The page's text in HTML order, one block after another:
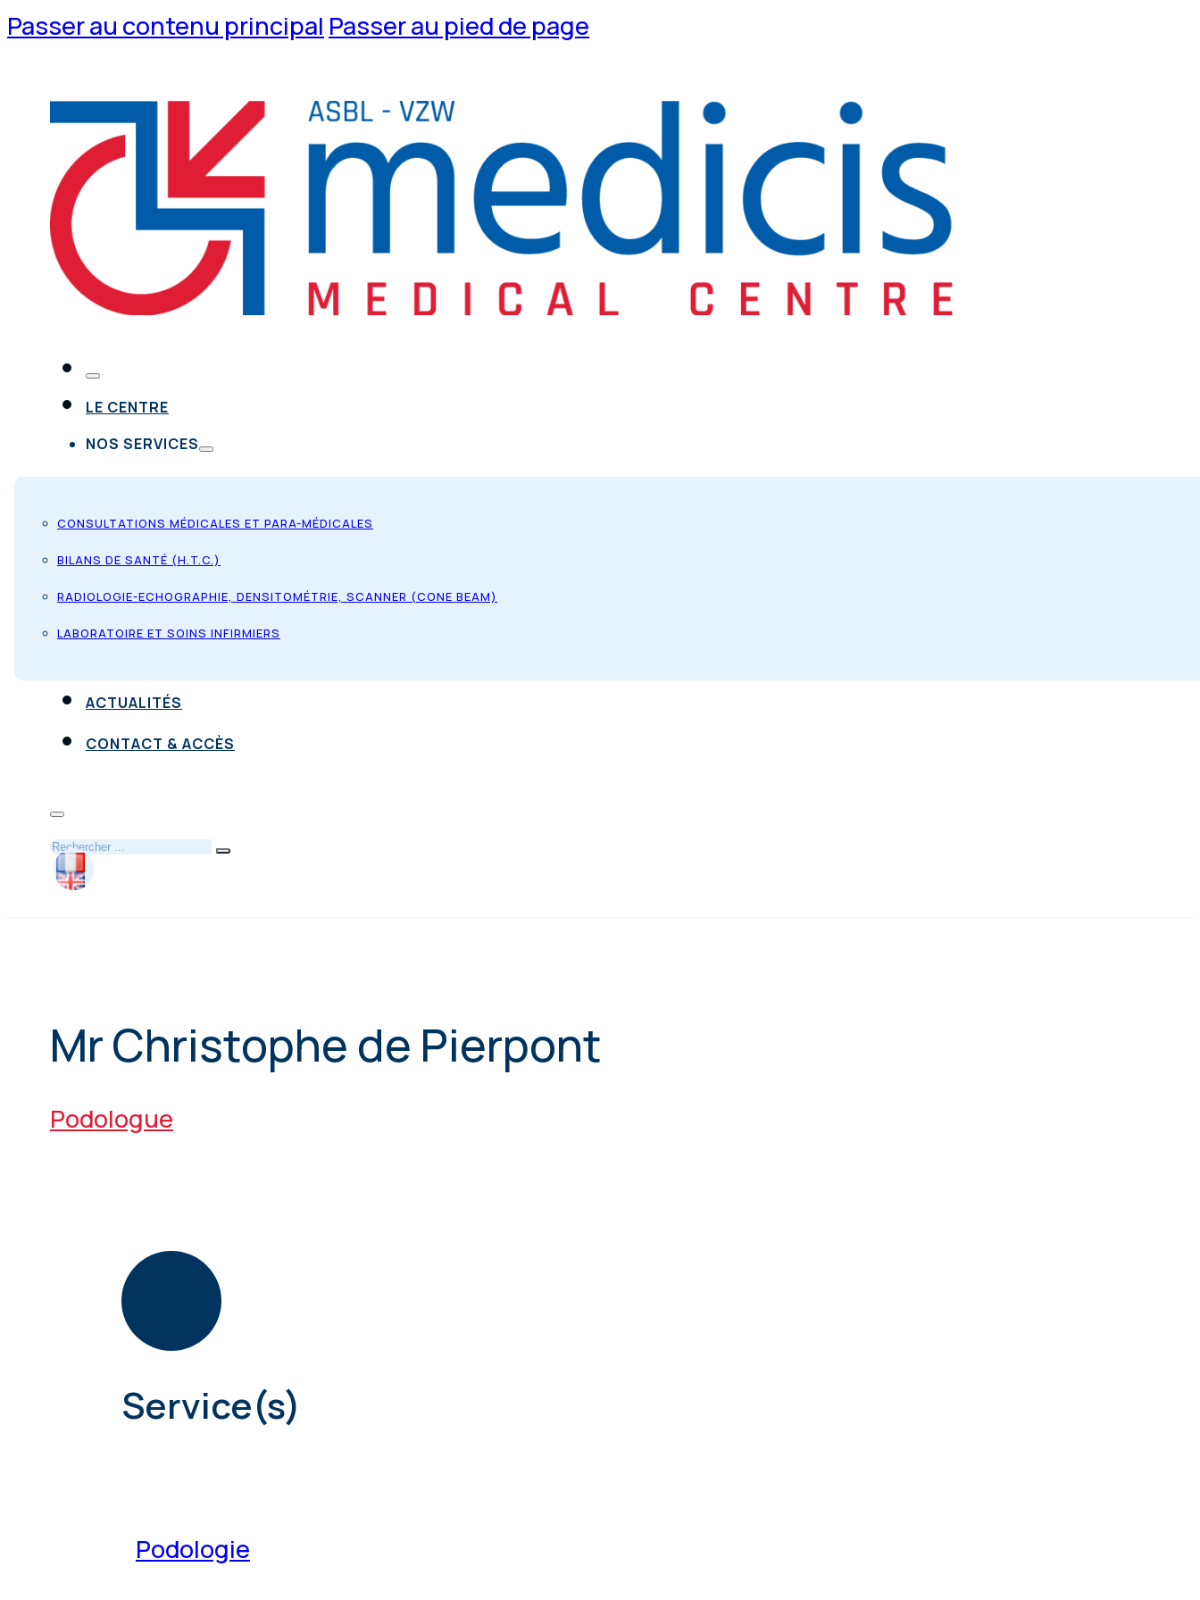
Passer au contenu principal Passer au pied de page
LE CENTRE
NOS SERVICES
CONSULTATIONS MÉDICALES ET PARA-MÉDICALES
BILANS DE SANTÉ (H.T.C.)
RADIOLOGIE-ECHOGRAPHIE, DENSITOMÉTRIE, SCANNER (CONE BEAM)
LABORATOIRE ET SOINS INFIRMIERS
ACTUALITÉS
CONTACT & ACCÈS
Rechercher
Mr Christophe de Pierpont
Podologue
Service(s)
Podologie